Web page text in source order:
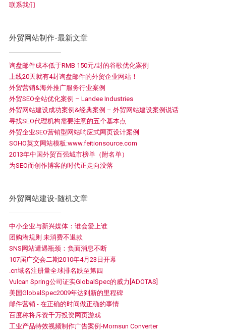
联系我们
外贸网站制作-最新文章
询盘邮件成本低于RMB 150元/封的谷歌优化案例
上线20天就有4封询盘邮件的外贸企业网站！
外贸营销&海外推广服务行业案例
外贸SEO全站优化案例 – Landee Industries
外贸网站建设成功案例&经典案例 – 外贸网站建设案例说话
寻找SEO代理机构需要注意的五个基本点
外贸企业SEO营销型网站响应式网页设计案例
SOHO英文网站模板:www.feitionsource.com
2013年中国外贸百强城市榜单（附名单）
为SEO而创作博客的时代正走向没落
外贸网站建设-随机文章
中小企业与新兴媒体：谁会爱上谁
团购潜规则 未消费不退款
SNS网站遭遇瓶颈：负面消息不断
107届广交会二期2010年4月23日开幕
.cn域名注册量全球排名跌至第四
Vulcan Spring公司证实GlobalSpec的威力[ADOTAS]
美国GlobalSpec2009年达到新的里程碑
邮件营销 - 在正确的时间做正确的事情
百度称将斥资千万投资网页游戏
工业产品特效视频制作广告案例-Mornsun Converter